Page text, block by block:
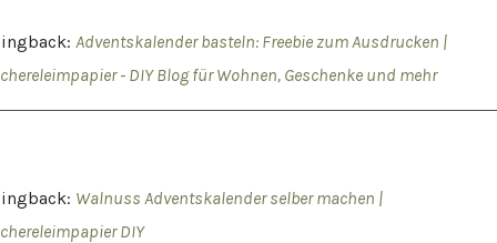
Adventskalender basteln: Freebie zum Ausdrucken |
- DIY Blog für Wohnen, Geschenke und mehr
Walnuss Adventskalender selber machen |
DIY